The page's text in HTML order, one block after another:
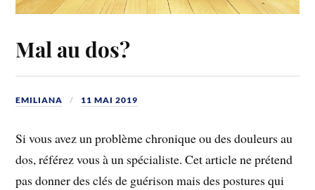
Mal au dos?
EMILIANA 11 MAI 2019
Si vous avez un problème chronique ou des douleurs au
dos, référez vous à un spécialiste. Cet article ne prétend
pas donner des clés de guérison mais des postures qui